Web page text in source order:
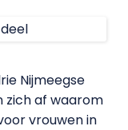
deel
Nijmeegse
zich af waarom
vrouwen in